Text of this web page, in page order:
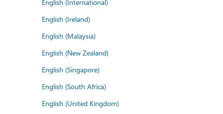
English (International)
English (Ireland)
English (Malaysia)
English (New Zealand)
English (Singapore)
English (South Africa)
English (United Kingdom)